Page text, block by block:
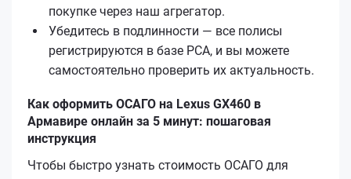
покупке через наш агрегатор.
Убедитесь в подлинности — все полисы
регистрируются в базе РСА, и вы можете
самостоятельно проверить их актуальность.
Как оформить ОСАГО на Lexus GX460 в
Армавире онлайн за 5 минут: пошаговая
инструкция
Чтобы быстро узнать стоимость ОСАГО для